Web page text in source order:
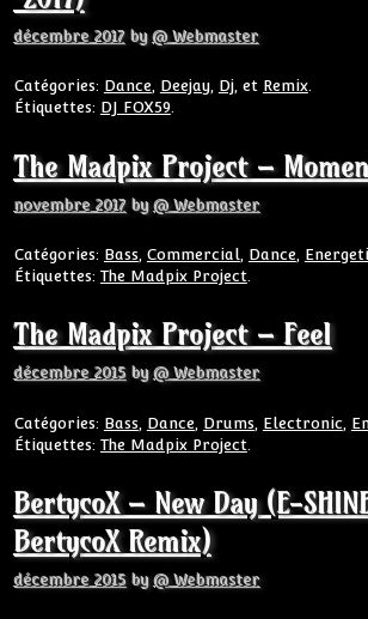
décembre 2017 by@ Webmaster
Catégories: Dance, Deejay, Dj, et Remix.
Étiquettes: DJ FOX59.
The Madpix Project –
novembre 2017 by@ Webmaster
Catégories: Bass Commercial Dance
Étiquettes: The Madpix Project
The Madpix Project – Feel
décembre 2015 by@ Webmaster
Catégories: Bass Dance Drums Electronic
Étiquettes: The Madpix Project
BertycoX – New Day (E-
BertycoX Remix)
décembre 2015 by@ Webmaster